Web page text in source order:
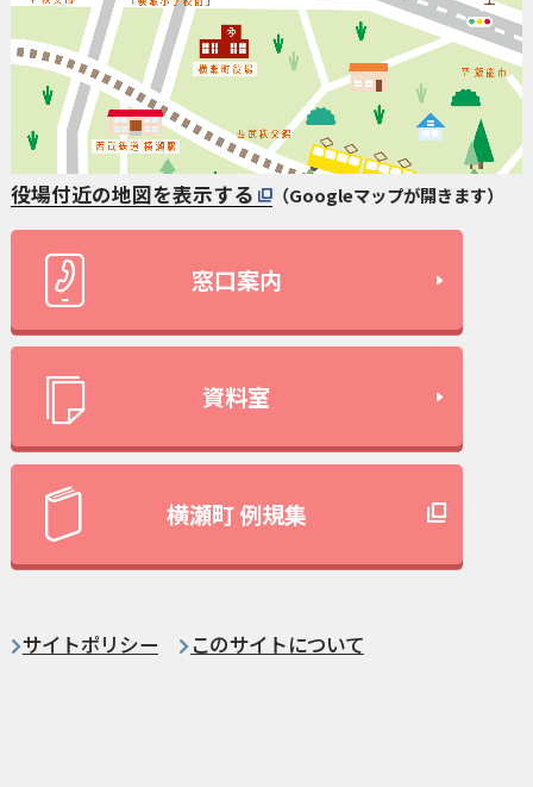
役場付近の地図を表示する （Googleマップが開きます）
窓口案内
資料室
横瀬町 例規集
サイトポリシー このサイトについて